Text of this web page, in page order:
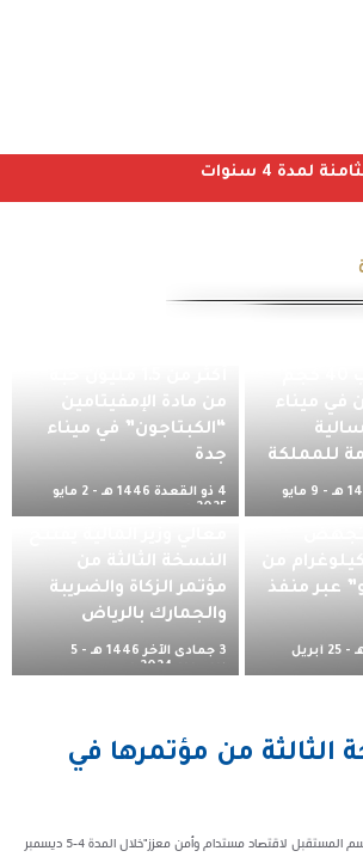
4 سنوات
في ميناء
للمملكة
11 ذو القعدة 1446 هـ - 9 مايو
من مادة الإمفيتامين
“الكبتاجون” في ميناء
جدة
4 ذو القعدة 1446 هـ - 2 مايو
2025 م
تهريب 17.6 كيلوغرام من
عبر منفذ
27 شوّال 1446 هـ - 25 أبريل
النسخة الثالثة من
مؤتمر الزكاة والضريبة
والجمارك بالرياض
3 جمادى الآخر 1446 هـ - 5
ديسمبر 2024 م
الثالثة من مؤتمرها في
أعلنت هيئة "الزكاة والضريبة والجمارك"عن عزمها تنظيم النسخة الثالثة من مؤتمرها الذي سيُقام تحت شعار "نرسم المستقبل لاقتصاد مستدام وأمن معزز"خلال المدة 4-5 ديسمبر